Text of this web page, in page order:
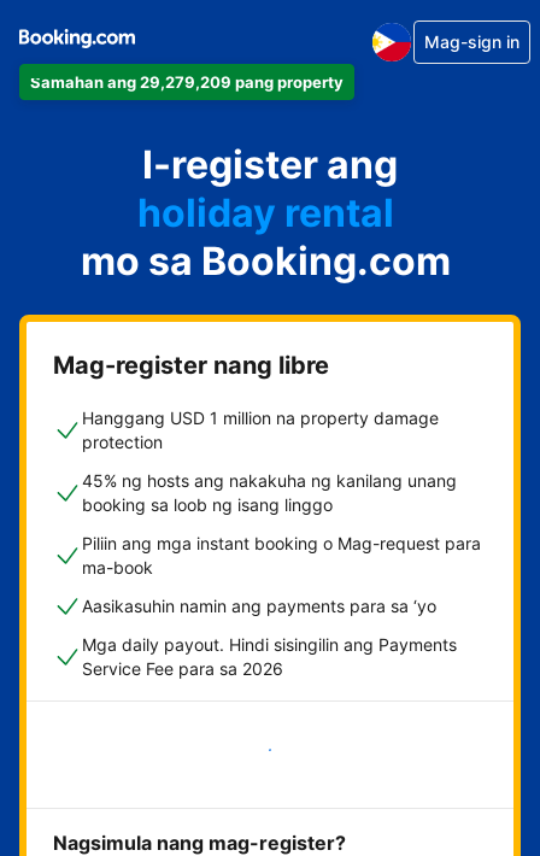
Samahan ang 29,279,209 pang property
Mag-sign in
I-register ang
apartment
hotel
holiday rental
guest house
bed and breakfast
mo sa Booking.com
Mag-register nang libre
Hanggang USD 1 million na property damage
protection
45% ng hosts ang nakakuha ng kanilang unang
booking sa loob ng isang linggo
Piliin ang mga instant booking o Mag-request para
ma-book
Aasikasuhin namin ang payments para sa ‘yo
Mga daily payout. Hindi sisingilin ang Payments
Service Fee para sa 2026
Magsimula na
Nagsimula nang mag-register?